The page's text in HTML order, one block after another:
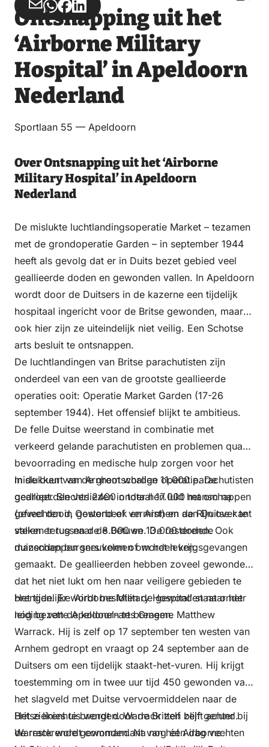
Deel
via
Email
Deel
via
WhatsApp
Deel
op
Facebook
Deel
op
LinkedIn
Ontsnapping uit het
‘Airborne Military
Hospital’ in Apeldoorn
Nederland
Sportlaan 55 — Apeldoorn
Over Ontsnapping uit het ‘Airborne
Military Hospital’ in Apeldoorn
Nederland
De mislukte luchtlandingsoperatie Market – tezamen
met de grondoperatie Garden – in september 1944
heeft als gevolg dat er in Duits bezet gebied veel
geallieerde doden en gewonden vallen. In Apeldoorn
wordt door de Duitsers in de kazerne een tijdelijk
hospitaal ingericht voor de Britse gewonden, maar
ook hier zijn ze uiteindelijk niet veilig. Een Schotse
arts besluit te ontsnappen.
De luchtlandingen van Britse parachutisten zijn
onderdeel van een van de grootste geallieerde
operaties ooit: Operatie Market Garden (17-26
september 1944). Het offensief blijkt te ambitieus.
De felle Duitse weerstand in combinatie met
verkeerd gelande parachutisten en problemen qua
bevoorrading en medische hulp zorgen voor het
mislukken van de grootschalige operatie. De
geallieerden verliezen in totaal 17.000 manschappen
(ofwel dood, gewond of vermist) en aan Duitse kant
vallen er tussen de 8.000 en 13.000 doden. Ook
duizenden burgers komen om het leven.
In de buurt van Arnhem worden 11.000 parachutisten
gedropt. Slechts 2400 onder hen lukt het om na
gevechten in Oosterbeek en Arnhem de Rijn over te
steken terug naar de Betuwe. De resterende
manschappen sneuvelen of worden krijgsgevangen
gemaakt. De geallieerden hebben zoveel gewonden
dat het niet lukt om hen naar veiligere gebieden te
brengen. Er wordt besloten de gewonden naar het
nog bezette Apeldoorn te brengen.
Het tijdelijke ‘Airborne Military Hospital’ staat onder
leiding van de kolonel-arts Graeme Matthew
Warrack. Hij is zelf op 17 september ten westen van
Arnhem gedropt en vraagt op 24 september aan de
Duitsers om een tijdelijk staakt-het-vuren. Hij krijgt
toestemming om in twee uur tijd 450 gewonden van
het slagveld met Duitse vervoermiddelen naar de
Britse linies te brengen. Warrack zelf blijft achter bij
de resterende gewonden. Na nog één dag vechten
Het ziekenhuis wordt door de Britten zelf gerund.
Warrack wordt commandant van het Airborne-